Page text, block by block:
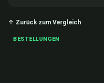
↑ Zurück zum Vergleich
BESTELLUNGEN